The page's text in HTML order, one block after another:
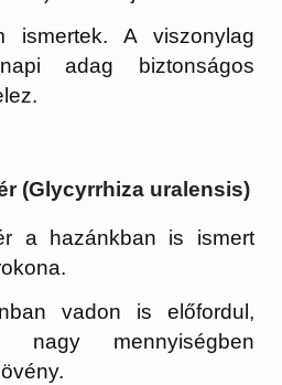
ismertek. A viszonylag
adag biztonságos
(Glycyrrhiza uralensis)
a hazánkban is ismert
vadon is előfordul,
nagy mennyiségben